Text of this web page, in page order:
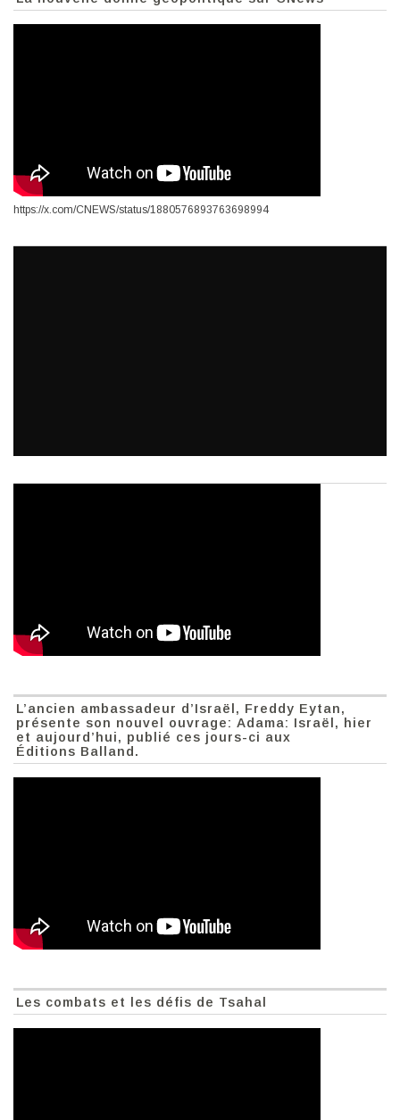
https://x.com/CNEWS/status/1880576893763698994
L’ancien ambassadeur d’Israël, Freddy Eytan,
présente son nouvel ouvrage: Adama: Israël, hier
et aujourd’hui, publié ces jours-ci aux
Éditions Balland.
Les combats et les défis de Tsahal